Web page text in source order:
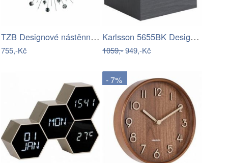
TZB Designové nástěnné hodiny Cristal…
755,-Kč
Karlsson 5655BK Designové LED stolní…
1059,-949,-Kč
- 7%